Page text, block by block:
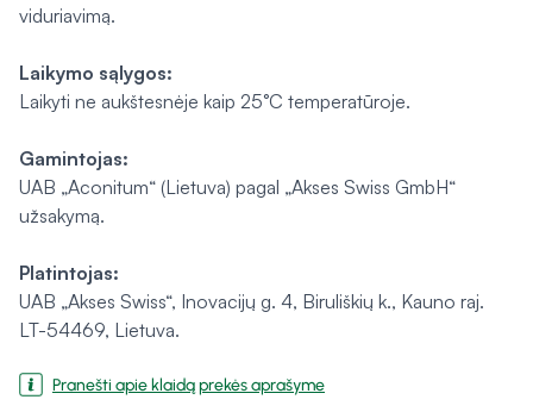
viduriavimą.
Laikymo sąlygos:
Laikyti ne aukštesnėje kaip 25°C temperatūroje.
Gamintojas:
UAB „Aconitum“ (Lietuva) pagal „Akses Swiss GmbH“
užsakymą.
Platintojas:
UAB „Akses Swiss“, Inovacijų g. 4, Biruliškių k., Kauno raj.
LT-54469, Lietuva.
Pranešti apie klaidą prekės aprašyme